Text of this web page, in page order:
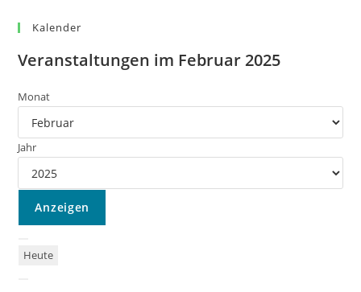
Kalender
Veranstaltungen im Februar 2025
Monat
Jahr
Heute